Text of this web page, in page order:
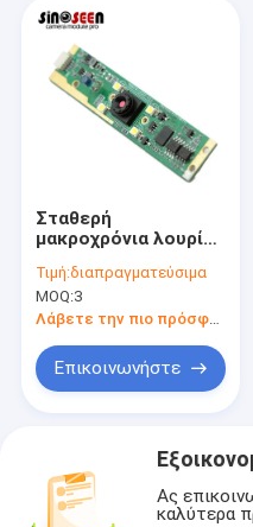
Σταθερή
μακροχρόνια λουρίδα
εστίασης HD 1MP
CMOS USB με τις
οδηγήσεις
Τιμή:διαπραγματεύσιμα
MOQ:3
Λάβετε την πιο πρόσφατη τιμή
Επικοινωνήστε
Ας
καλύτερα